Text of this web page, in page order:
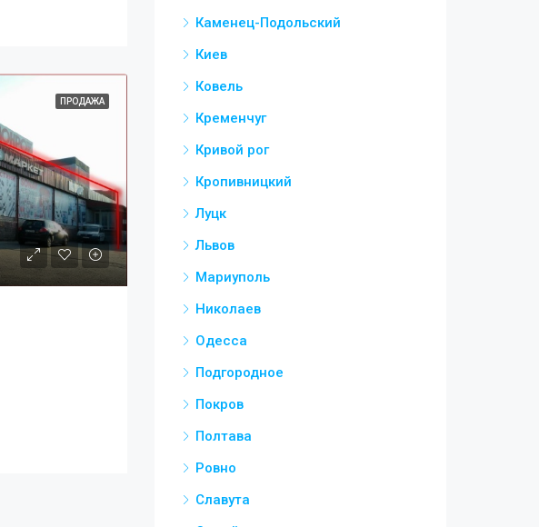
ПРОДАЖА
Каменец-Подольский
Киев
Ковель
Кременчуг
Кривой рог
Кропивницкий
Луцк
Львов
Мариуполь
Николаев
Одесса
Подгородное
Покров
Полтава
Ровно
Славута